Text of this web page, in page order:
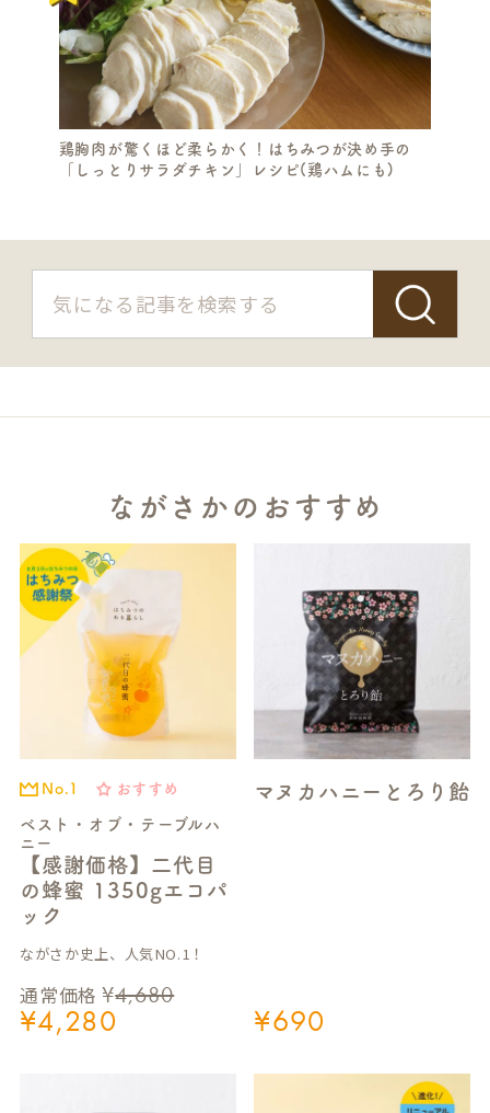
鶏胸肉が驚くほど柔らかく！はちみつが決め手の
「しっとりサラダチキン」レシピ(鶏ハムにも)
ながさかのおすすめ
ベスト・オブ・テーブルハ
ニー
【感謝価格】二代目
の蜂蜜 1350gエコパ
ック
No.1 おすすめ
通常価格 ¥4,680
¥4,280
ながさか史上、人気NO.1！
マヌカハニーとろり飴
¥690